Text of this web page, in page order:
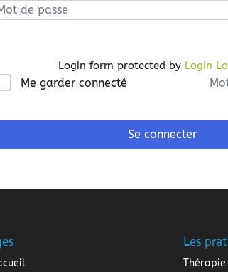
Login form protected by Login
Me garder connecté
Se connecter
Les